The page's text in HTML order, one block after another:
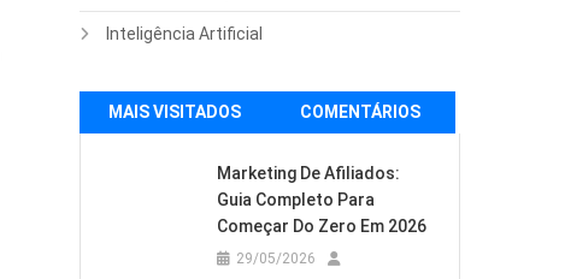
Inteligência Artificial
MAIS VISITADOS COMENTÁRIOS
Marketing De Afiliados:
Guia Completo Para
Começar Do Zero Em 2026
29/05/2026